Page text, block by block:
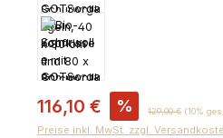
Verkaufspreis:
116,10 € % Regulärer Preis:
129,00 € (10%
Preise inkl. MwSt. zzgl.